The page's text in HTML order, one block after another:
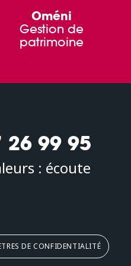
Oméni
Gestion de
patrimoine
26 99 95
: écoute
33600 PESSAC
DE CONFIDENTIALITÉ